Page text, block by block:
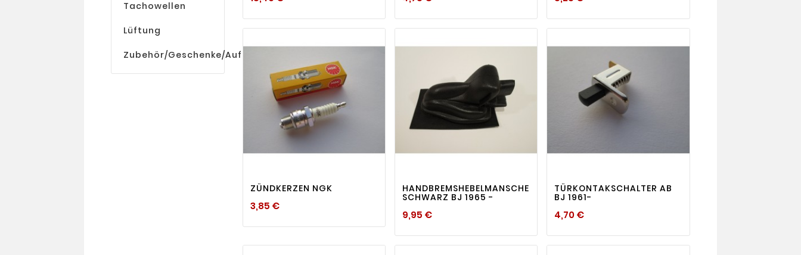
Tachowellen
Lüftung
Zubehör/Geschenke/Aufkleber
 visibility
ZÜNDKERZEN NGK
3,85 €Preis
 visibility
HANDBREMSHEBELMANSCHETTE
SCHWARZ BJ 1965 -
9,95 €Preis
 visibility
TÜRKONTAKSCHALTER AB
BJ 1961-
4,70 €Preis